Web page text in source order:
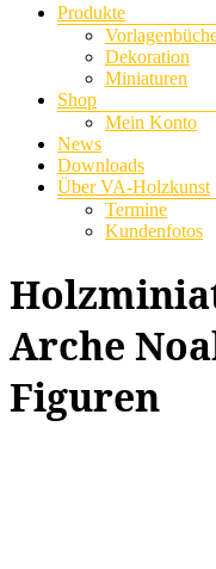
Menü
Produkte
Dekoration
Miniaturen
Shop
Mein Konto
News
Downloads
Über VA-Holzkunst
Termine
Kundenfotos
Arche
Figuren